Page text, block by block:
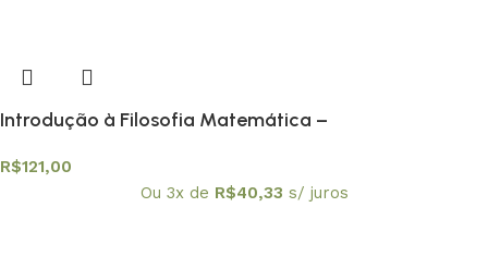
Introdução à Filosofia Matemática –
R$121,00
Ou 3x de R$40,33 s/ juros